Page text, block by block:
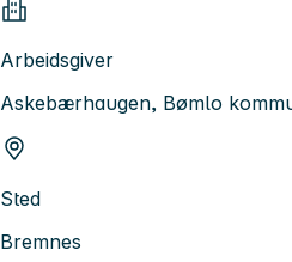
Arbeidsgiver
Askebærhaugen, Bømlo
Sted
Bremnes